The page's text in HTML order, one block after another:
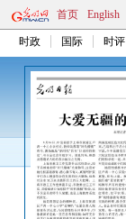
首页 English
时政 国际 时评